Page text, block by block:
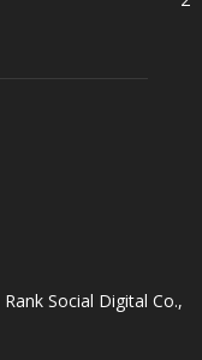
Rank Social Digital Co.,